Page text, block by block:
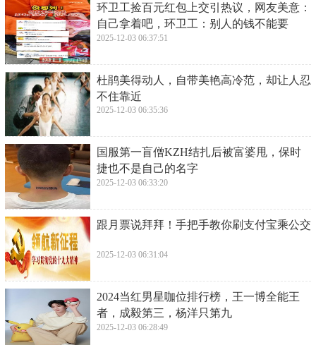
​环卫工捡百元红包上交引热议，网友美意：
自己拿着吧，环卫工：别人的钱不能要
2025-12-03 06:37:51
​杜鹃美得动人，自带美艳高冷范，却让人忍
不住靠近
2025-12-03 06:35:36
​国服第一盲僧KZH结扎后被富婆甩，保时
捷也不是自己的名字
2025-12-03 06:33:20
​跟月票说拜拜！手把手教你刷支付宝乘公交
2025-12-03 06:31:04
​2024当红男星咖位排行榜，王一博全能王
者，成毅第三，杨洋只第九
2025-12-03 06:28:49